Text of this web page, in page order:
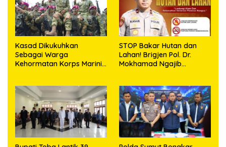
Kasad Dikukuhkan
Sebagai Warga
Kehormatan Korps Marinir
STOP Bakar Hutan dan
Lahan! Brigjen Pol. Dr.
Mokhamad Ngajib
Masa Depan!